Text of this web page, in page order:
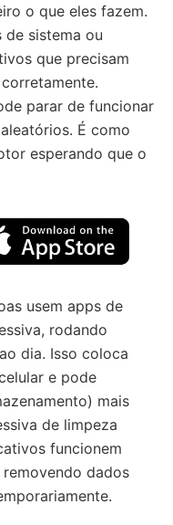
o que eles fazem.
de sistema ou
que precisam
parar de funcionar
É como
esperando que o
usem apps de
rodando
dia. Isso coloca
e pode
mais
de limpeza
funcionem
dados